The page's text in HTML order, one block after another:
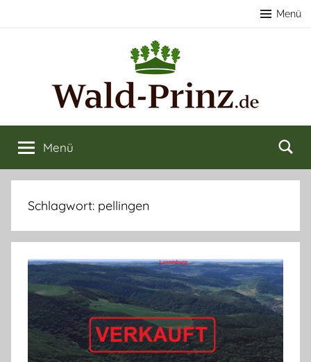
Menü
Nachhaltige
Forstwirtschaft
Naturerlebnisse
Wald
kaufen
verkaufen
Menü
Schlagwort: pellingen